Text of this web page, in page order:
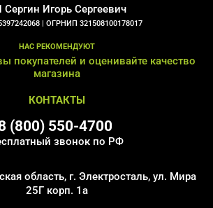
Сергин Игорь Сергеевич
| ОГРНИП 321508100178017
НАС РЕКОМЕНДУЮТ
КОНТАКТЫ
(800) 550-4700
звонок по РФ
область, г. Электросталь, ул. Мира
25Г корп. 1а